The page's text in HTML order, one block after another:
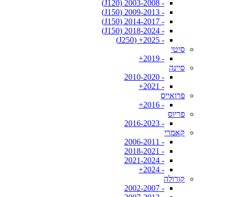
- 2003-2008 (J120)
- 2009-2013 (J150)
- 2014-2017 (J150)
- 2018-2024 (J150)
- 2025+ (J250)
סיטי
- 2019+
סיינה
- 2010-2020
- 2021+
פרואייס
- 2016+
פריוס
- 2016-2023
קאמרי
- 2006-2011
- 2018-2021
- 2021-2024
- 2024+
קורולה
- 2002-2007